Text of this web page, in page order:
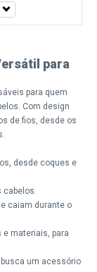
para
para quem
Com design
de fios, desde os
desde coques e
cabelos.
caiam durante o
materiais, para
um acessório